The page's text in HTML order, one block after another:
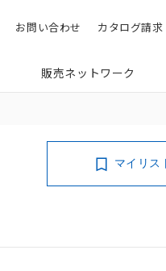
検索 カタログ請求
お問い合わせ
販売ネットワーク
マイリス